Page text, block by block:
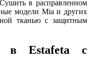
в расправленном
модели Mia и других
тканью с защитным
в Estafeta с